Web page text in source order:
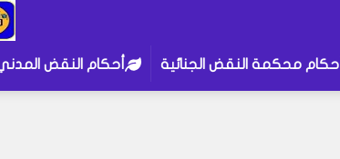
أحكام محكمة النقض الجنائية أحكام النقض